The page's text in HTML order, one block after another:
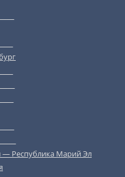
Республика Марий Эл